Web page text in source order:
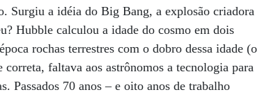
Surgiu a idéia do Big Bang, a explosão criadora
Hubble calculou a idade do cosmo em dois
rochas terrestres com o dobro dessa idade (o
faltava aos astrônomos a tecnologia para
Passados 70 anos – e oito anos de trabalho